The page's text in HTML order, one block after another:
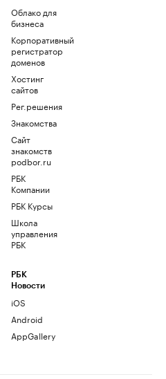
Облако для
бизнеса
Корпоративный
регистратор
доменов
Хостинг
сайтов
Рег.решения
Знакомства
Сайт
знакомств
podbor.ru
РБК
Компании
РБК Курсы
Школа
управления
РБК
РБК
Новости
iOS
Android
AppGallery